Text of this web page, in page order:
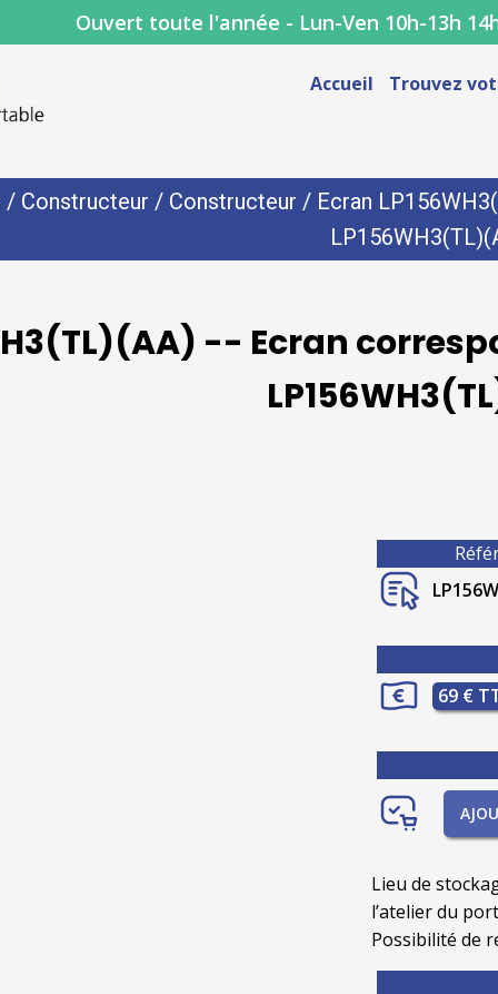
Ouvert toute l'année - Lun-Ven 10h-13h
Accueil Trouvez
/ Constructeur / Constructeur / Ecran
-- Ecran
69 €
Lieu de
l’atelier du
Possibilité de